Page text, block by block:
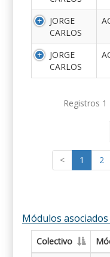
JORGE
CARLOS
JORGE
CARLOS
Registros 1
< 1 2
Módulos
Colectivo